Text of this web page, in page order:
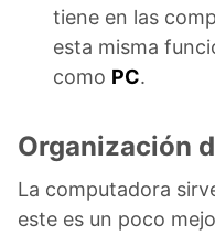
tiene en las
esta misma
como PC.
Organización
La computadora
este es un poco